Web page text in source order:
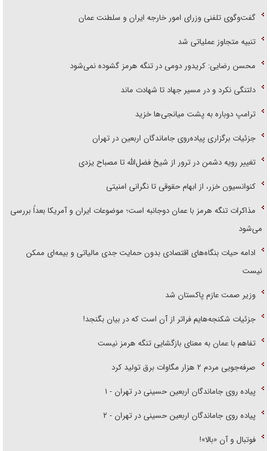
گفت‌وگوی تلفنی وزرای امور خارجه ایران و سلطنت عمان
تنبیه متجاوز عملیاتی شد
محسن رضایی: کریدور دومی در تنگه هرمز گشوده نمی‌شود
دلتنگی نکرد و در مسیر جهاد تا شهادت ماند
ترامپ دوباره به پشت میانجی‌ها خزید
جزئیات برگزاری پیاده‌روی جاماندگان اربعین در تهران
تغییر رویه دشمن در ترور از شیخ فضل‌الله تا مصباح یزدی
کنوانسیون خزر، از ابهام حقوقی تا نگرانی امنیتی
مذاکرات تنگه هرمز با عمان دوجانبه است؛ موضوعات ایران و آمریکا بعداً بررسی
می‌شود
ادامه حیات بنگاه‌های اقتصادی بدون حمایت جدی مالیاتی و بیمه‌ای ممکن
نیست
وزیر صمت عازم پاکستان شد
جزئیات شکنجه‌هایم فراتر از آن است که در بیان بگنجد!
تفاهم با عمان به معنای بازگشایی تنگه هرمز نیست
صرفه‌جویی مردم ۲ هزار مگاوات برق تولید کرد
پیاده روی جاماندگان اربعین حسینی در تهران - ۱
پیاده روی جاماندگان اربعین حسینی در تهران - ۲
فوتبال و آن «بالا»!